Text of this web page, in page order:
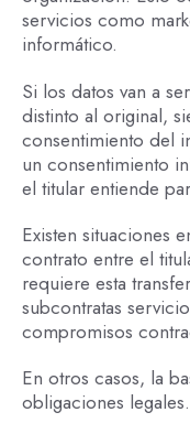
servicios como
informático.
Si los datos van a
distinto al original,
consentimiento del
un consentimiento
el titular entiende
Existen situaciones
contrato entre el
requiere esta
subcontratas
compromisos
En otros casos, la
obligaciones legales.